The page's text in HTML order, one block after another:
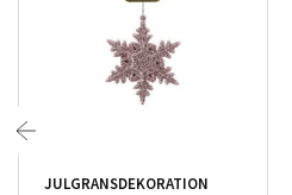
JULGRANSDEKORATION